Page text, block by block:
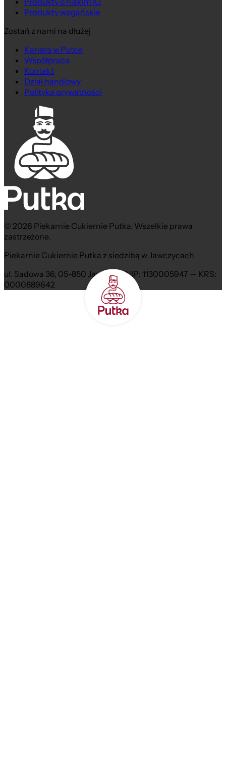
Produkty wegańskie
Zostań z nami na dłużej
Kariera w Putce
Współpraca
Kontakt
Dział handlowy
Polityka prywatności
© 2026 Piekarnie Cukiernie Putka. Wszelkie prawa
zastrzeżone.
Piekarnie Cukiernie Putka z siedzibą w Jawczycach
ul. Sadowa 36, 05-850 Jawczyce NIP: 1130005947 — KRS:
0000889642